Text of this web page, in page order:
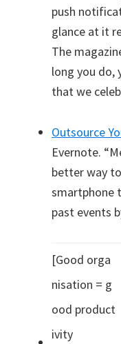
push
glance at it
The
long you do,
that we
Outsource
Evernote.
better way
smartphone
past events
[Good orga
nisation = g
ood product
ivity